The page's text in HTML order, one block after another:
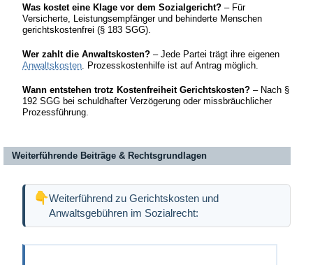
Was kostet eine Klage vor dem Sozialgericht? – Für
Versicherte, Leistungsempfänger und behinderte Menschen
gerichtskostenfrei (§ 183 SGG).
Wer zahlt die Anwaltskosten? – Jede Partei trägt ihre eigenen
Anwaltskosten. Prozesskostenhilfe ist auf Antrag möglich.
Wann entstehen trotz Kostenfreiheit Gerichtskosten? – Nach §
192 SGG bei schuldhafter Verzögerung oder missbräuchlicher
Prozessführung.
Weiterführende Beiträge & Rechtsgrundlagen
Weiterführend zu Gerichtskosten und
Anwaltsgebühren im Sozialrecht: